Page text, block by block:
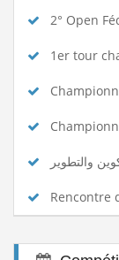
2° Open
1er tour
والتطوير
Rencontre